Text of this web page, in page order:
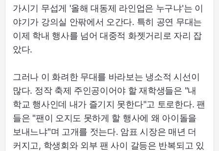
가시기 무섭게 '올해 대동제 라인업은 누구냐'는 이
야기가 강의실 안팎에서 오간다. 특히 공연 무대는
이제 학내 행사를 넘어 대중적 화젯거리로 자리 잡
았다.
그러나 이 화려한 무대를 바라보는 냉소적 시선이
많다. 정작 축제 주인공이어야 할 재학생들은 "내
학교 행사인데 내가 즐기지 못한다"고 토로한다. 팬
들은 "팬이 오지도 못하게 할 행사에 왜 아이돌을
보내느냐"며 고개를 젓는다. 암표 시장은 매년 더
커지고, 학생회와 외부 팬 사이 갈등은 반복되고 있